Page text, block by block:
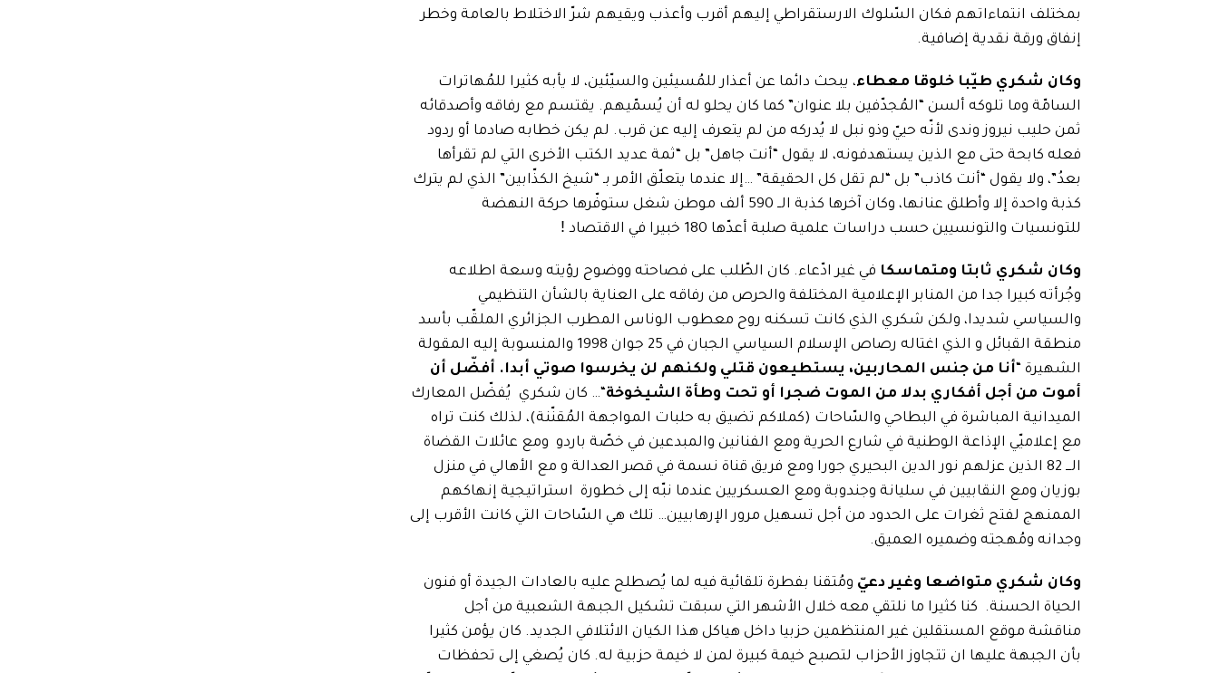
بمختلف انتماءاتهم فكان السّلوك الارستقراطي إليهم أقرب وأعذب ويقيهم شرّ الاختلاط بالعامة وخطر
إنفاق ورقة نقدية إضافية.
وكان شكري طيّبا خلوقا معطاء، يبحث دائما عن أعذار للمُسيئين والسيّئين، لا يأبه كثيرا للمُهاترات
السامّة وما تلوكه ألسن “المُجدّفين بلا عنوان” كما كان يحلو له أن يُسمّيهم. يقتسم مع رفاقه وأصدقائه
ثمن حليب نيروز وندى لأنّه حييّ وذو نبل لا يُدركه من لم يتعرف إليه عن قرب. لم يكن خطابه صادما أو ردود
فعله كابحة حتى مع الذين يستهدفونه، لا يقول “أنت جاهل” بل “ثمة عديد الكتب الأخرى التي لم تقرأها
بعدُ”، ولا يقول “أنت كاذب” بل “لم تقل كل الحقيقة” …إلا عندما يتعلّق الأمر بـ “شيخ الكذّابين” الذي لم يترك
كذبة واحدة إلا وأطلق عنانها، وكان آخرها كذبة الــ 590 ألف موطن شغل ستوفّرها حركة النهضة
للتونسيات والتونسيين حسب دراسات علمية صلبة أعدّها 180 خبيرا في الاقتصاد ǃ
وكان شكري ثابتا ومتماسكا في غير ادّعاء. كان الطّلب على فصاحته ووضوح رؤيته وسعة اطلاعه
وجُرأته كبيرا جدا من المنابر الإعلامية المختلفة والحرص من رفاقه على العناية بالشأن التنظيمي
والسياسي شديدا، ولكن شكري الذي كانت تسكنه روح معطوب الوناس المطرب الجزائري الملقّب بأسد
منطقة القبائل و الذي اغتاله رصاص الإسلام السياسي الجبان في 25 جوان 1998 والمنسوبة إليه المقولة
الشهيرة “أنا من جنس المحاربين، يستطيعون قتلي ولكنهم لن يخرسوا صوتي أبدا. أفضّل أن
أموت من أجل أفكاري بدلا من الموت ضجرا أو تحت وطأة الشيخوخة“… كان شكري يُفضّل المعارك
الميدانية المباشرة في البطاحي والسّاحات (كملاكم تضيق به حلبات المواجهة المُقنّنة)، لذلك كنت تراه
مع إعلاميّي الإذاعة الوطنية في شارع الحرية ومع الفنانين والمبدعين في خصّة باردو ومع عائلات القضاة
الـــ 82 الذين عزلهم نور الدين البحيري جورا ومع فريق قناة نسمة في قصر العدالة و مع الأهالي في منزل
بوزيان ومع النقابيين في سليانة وجندوبة ومع العسكريين عندما نبّه إلى خطورة استراتيجية إنهاكهم
الممنهج لفتح ثغرات على الحدود من أجل تسهيل مرور الإرهابيين… تلك هي السّاحات التي كانت الأقرب إلى
وجدانه ومُهجته وضميره العميق.
وكان شكري متواضعا وغير دعيّ ومُتقنا بفطرة تلقائية فيه لما يُصطلح عليه بالعادات الجيدة أو فنون
الحياة الحسنة. كنا كثيرا ما نلتقي معه خلال الأشهر التي سبقت تشكيل الجبهة الشعبية من أجل
مناقشة موقع المستقلين غير المنتظمين حزبيا داخل هياكل هذا الكيان الائتلافي الجديد. كان يؤمن كثيرا
بأن الجبهة عليها ان تتجاوز الأحزاب لتصبح خيمة كبيرة لمن لا خيمة حزبية له. كان يُصغي إلى تحفظات